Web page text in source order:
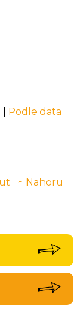
Podle data
↑ Nahoru